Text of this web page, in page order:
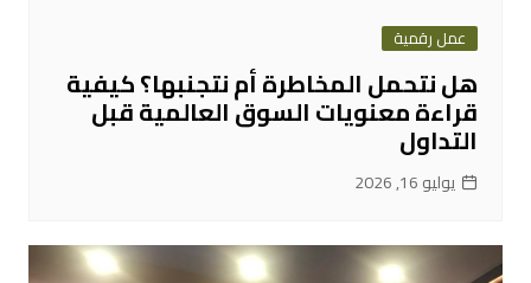
عمل رقمية
هل نتحمل المخاطرة أم نتجنبها؟ كيفية
قراءة معنويات السوق العالمية قبل
التداول
يوليو 16, 2026